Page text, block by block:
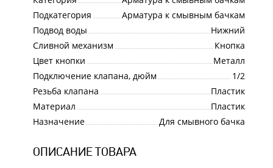
Подкатегория
Арматура к смывным бачкам
Подвод воды
Нижний
Сливной механизм
Кнопка
Цвет кнопки
Металл
Подключение клапана, дюйм
1/2
Резьба клапана
Пластик
Материал
Пластик
Назначение
Для смывного бачка
ОПИСАНИЕ ТОВАРА